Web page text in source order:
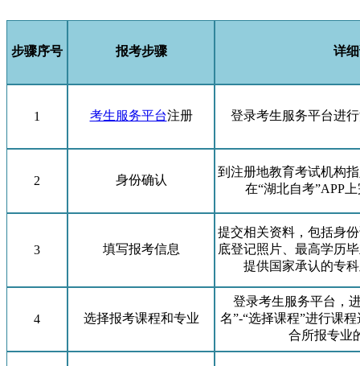
步骤序号 报考步骤 详
1 考生服务平台注册 登录考生服务平台进
2 身份确认
到注册地教育考试机构
在“湖北自考”APP
3 填写报考信息
提交相关资料，包括身
底登记照片、最高学历
提供国家承认的专
4 选择报考课程和专业
登录考生服务平台，
名”-“选择课程”进行课
合所报专业